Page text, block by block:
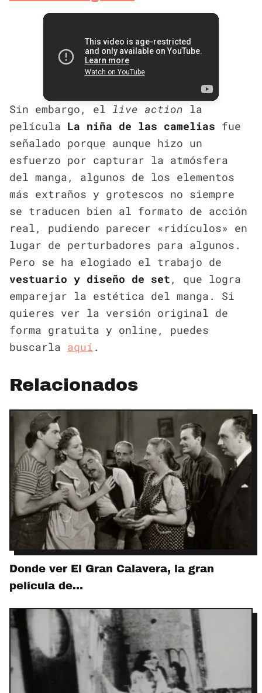
Sin embargo, el live action la
película La niña de las camelias fue
señalado porque aunque hizo un
esfuerzo por capturar la atmósfera
del manga, algunos de los elementos
más extraños y grotescos no siempre
se traducen bien al formato de acción
real, pudiendo parecer «ridículos» en
lugar de perturbadores para algunos.
Pero se ha elogiado el trabajo de
vestuario y diseño de set , que logra
emparejar la estética del manga. Si
quieres ver la versión original de
forma gratuita y online, puedes
buscarla aquí .
Relacionados
Donde ver El Gran Calavera, la gran
película de…